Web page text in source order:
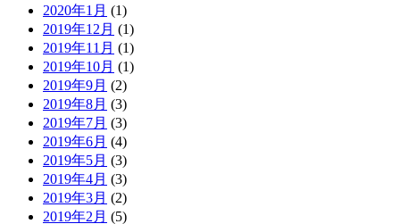
2020年1月 (1)
2019年12月 (1)
2019年11月 (1)
2019年10月 (1)
2019年9月 (2)
2019年8月 (3)
2019年7月 (3)
2019年6月 (4)
2019年5月 (3)
2019年4月 (3)
2019年3月 (2)
2019年2月 (5)